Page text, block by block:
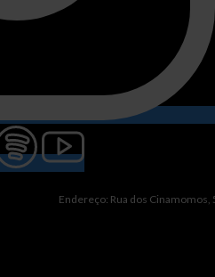
Endereço: Rua dos Cinamomos,